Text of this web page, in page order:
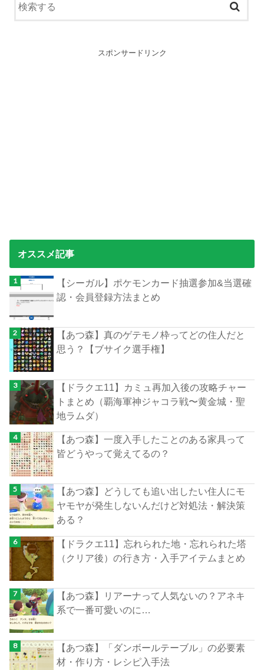
スポンサードリンク
オススメ記事
【シーガル】ポケモンカード抽選参加&当選確
認・会員登録方法まとめ
【あつ森】真のゲテモノ枠ってどの住人だと
思う？【ブサイク選手権】
【ドラクエ11】カミュ再加入後の攻略チャー
トまとめ（覇海軍神ジャコラ戦〜黄金城・聖
地ラムダ）
【あつ森】一度入手したことのある家具って
皆どうやって覚えてるの？
【あつ森】どうしても追い出したい住人にモ
ヤモヤが発生しないんだけど対処法・解決策
ある？
【ドラクエ11】忘れられた地・忘れられた塔
（クリア後）の行き方・入手アイテムまとめ
【あつ森】リアーナって人気ないの？アネキ
系で一番可愛いのに…
【あつ森】「ダンボールテーブル」の必要素
材・作り方・レシピ入手法